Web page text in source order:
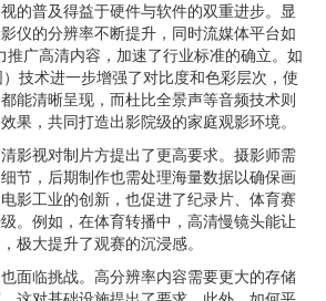
的普及得益于硬件与软件的双重进步。显
仪的分辨率不断提升，同时流媒体平台如
推广高清内容，加速了行业标准的确立。如
技术进一步增强了对比度和色彩层次，使
能清晰呈现，而杜比全景声等音频技术则
果，共同打造出影院级的家庭观影环境。
影视对制片方提出了更高要求。摄影师需
节，后期制作也需处理海量数据以确保画
影工业的创新，也促进了纪录片、体育赛
。例如，在体育转播中，高清慢镜头能让
极大提升了观赛的沉浸感。
面临挑战。高分辨率内容需要更大的存储